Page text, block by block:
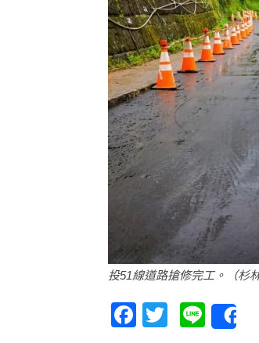
投51線道路搶修完工。（杉
Facebook
Twitter
Line